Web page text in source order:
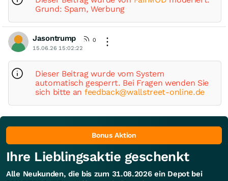
Grund: Spam, Werbung
Jasontrump
0
15.06.26 15:02:22
Dieser Beitrag wurde vom System
automatisch gesperrt. Bei Fragen wenden Sie
sich bitte an feedback@wallstreet-online.de
Bonus Aktion
Ihre Lieblingsaktie geschenkt
Alle Neukunden, die bis zum 31.08.2026 ein Depot bei